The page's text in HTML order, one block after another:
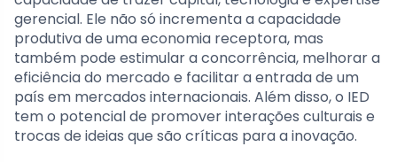
gerencial. Ele não só incrementa a capacidade
produtiva de uma economia receptora, mas
também pode estimular a concorrência, melhorar a
eficiência do mercado e facilitar a entrada de um
país em mercados internacionais. Além disso, o IED
tem o potencial de promover interações culturais e
trocas de ideias que são críticas para a inovação.